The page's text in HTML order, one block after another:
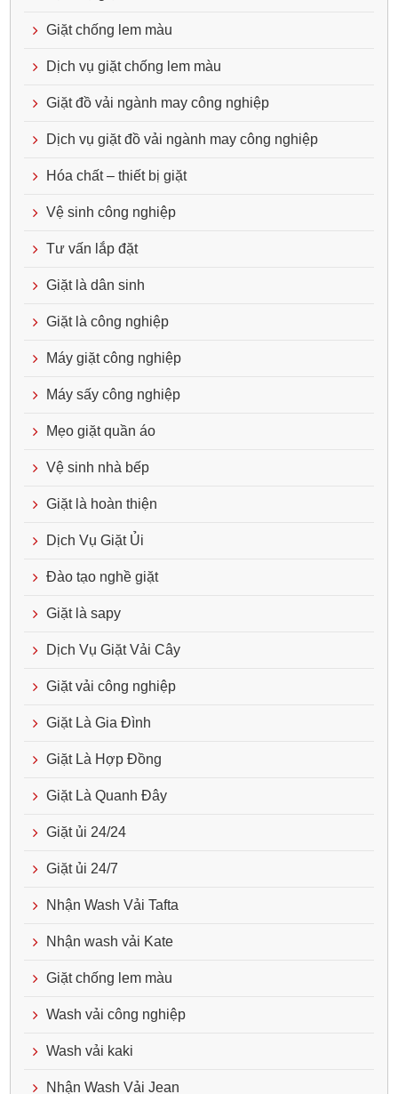
Giặt chống lem màu
Dịch vụ giặt chống lem màu
Giặt đồ vải ngành may công nghiệp
Dịch vụ giặt đồ vải ngành may công nghiệp
Hóa chất – thiết bị giặt
Vệ sinh công nghiệp
Tư vấn lắp đặt
Giặt là dân sinh
Giặt là công nghiệp
Máy giặt công nghiệp
Máy sấy công nghiệp
Mẹo giặt quần áo
Vệ sinh nhà bếp
Giặt là hoàn thiện
Dịch Vụ Giặt Ủi
Đào tạo nghề giặt
Giặt là sapy
Dịch Vụ Giặt Vải Cây
Giặt vải công nghiệp
Giặt Là Gia Đình
Giặt Là Hợp Đồng
Giặt Là Quanh Đây
Giặt ủi 24/24
Giặt ủi 24/7
Nhận Wash Vải Tafta
Nhận wash vải Kate
Giặt chống lem màu
Wash vải công nghiệp
Wash vải kaki
Nhận Wash Vải Jean